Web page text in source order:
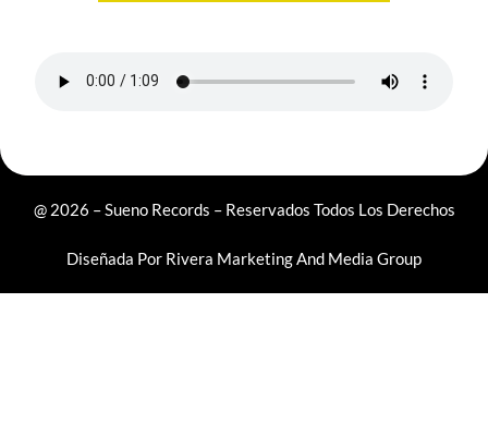
@ 2026 – Sueno Records – Reservados Todos Los Derechos
Diseñada Por Rivera Marketing And Media Group